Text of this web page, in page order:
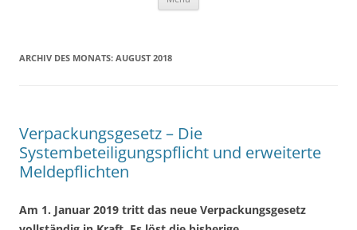
ARCHIV DES MONATS: AUGUST 2018
Verpackungsgesetz – Die
Systembeteiligungspflicht und erweiterte
Meldepflichten
Am 1. Januar 2019 tritt das neue Verpackungsgesetz